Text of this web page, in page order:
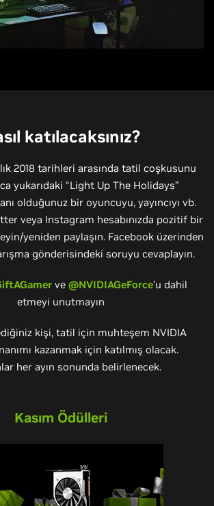
katılacaksınız?
2018 tarihleri arasında tatil coşkusunu
yukarıdaki “Light Up The Holidays”
olduğunuz bir oyuncuyu, yayıncıyı vb.
veya Instagram hesabınızda pozitif bir
yeniden paylaşın. Facebook üzerinden
gönderisindeki soruyu cevaplayın.
ve @NVIDIAGeForce’u dahil
etmeyi unutmayın
kişi, tatil için muhteşem NVIDIA
kazanmak için katılmış olacak.
her ayın sonunda belirlenecek.
Kasım Ödülleri